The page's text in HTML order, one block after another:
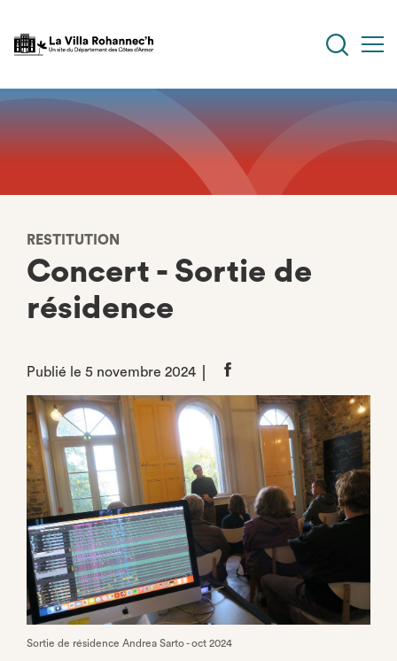
Aller
RESTITUTION
Concert - Sortie de
résidence
Publié le 5 novembre 2024
Partager
Facebook
Sortie de résidence Andrea Sarto - oct 2024